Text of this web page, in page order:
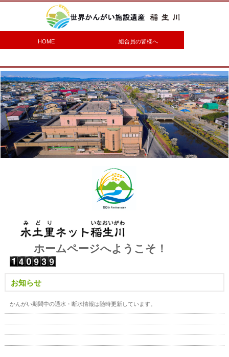
HOME 組合員の皆様へ
ホームページへようこそ！
お知らせ
かんがい期間中の通水・断水情報は随時更新しています。